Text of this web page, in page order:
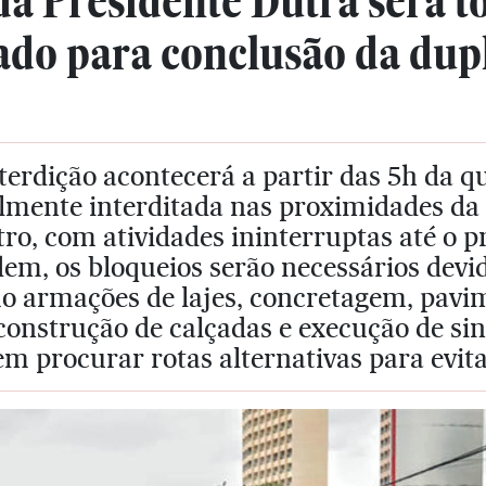
para conclusão da
acontecerá a partir das 5h da
interditada nas proximidades
com atividades ininterruptas até o
os bloqueios serão necessários
armações de lajes, concretagem,
de calçadas e execução de
procurar rotas alternativas para